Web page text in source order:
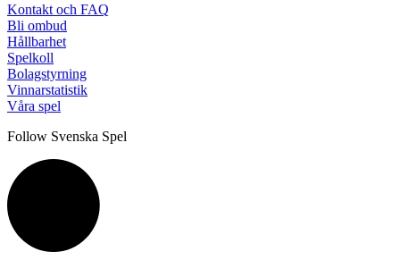
Kontakt och FAQ
Bli ombud
Hållbarhet
Spelkoll
Bolagstyrning
Vinnarstatistik
Våra spel
Follow Svenska Spel